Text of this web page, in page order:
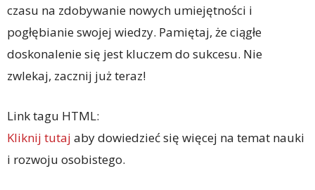
czasu na zdobywanie nowych umiejętności i
pogłębianie swojej wiedzy. Pamiętaj, że ciągłe
doskonalenie się jest kluczem do sukcesu. Nie
zwlekaj, zacznij już teraz!
Link tagu HTML:
Kliknij tutaj aby dowiedzieć się więcej na temat nauki
i rozwoju osobistego.